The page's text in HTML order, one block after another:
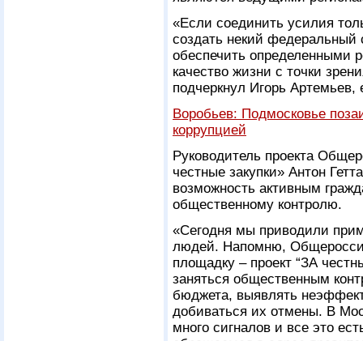
«Если соединить усилия
создать некий федеральный
обеспечить определенными
качество жизни с точки
подчеркнул Игорь
Воробьев: Подмосковье
коррупцией
Руководитель проекта
честные закупки» Антон
возможность активным
общественному контролю.
«Сегодня мы приводили
людей. Напомню,
площадку – проект “ЗА
заняться общественным
бюджета, выявлять
добиваться их отмены. В
много сигналов и все это